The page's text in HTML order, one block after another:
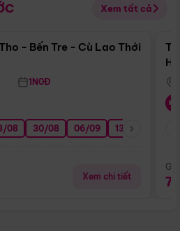
Xem tất cả
Điểm nổi bật
- Bến Tre - Cù Lao Thới
1N0Đ
08 30/08 06/09 13/09
Xem chi tiết